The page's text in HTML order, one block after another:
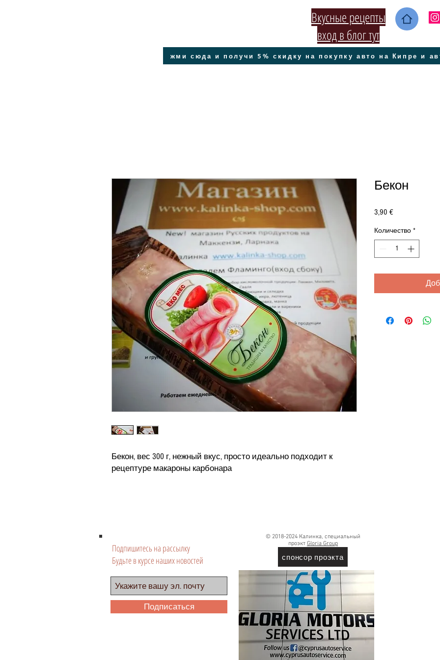
Вкусные рецепты
вход в блог тут
Бекон, вес 300 г, нежный вкус, просто идеально подходит к
рецептуре макароны карбонара
Бекон
3,90 €Цена
Количество *
жми сюда и получи 5% скидку на покупку авто на Кипре и
Подпишитесь на рассылку
Будьте в курсе наших новостей
Подписаться
© 2018-2024 Калинка, специальный
проэкт Gloria Group
спонсор проэкта